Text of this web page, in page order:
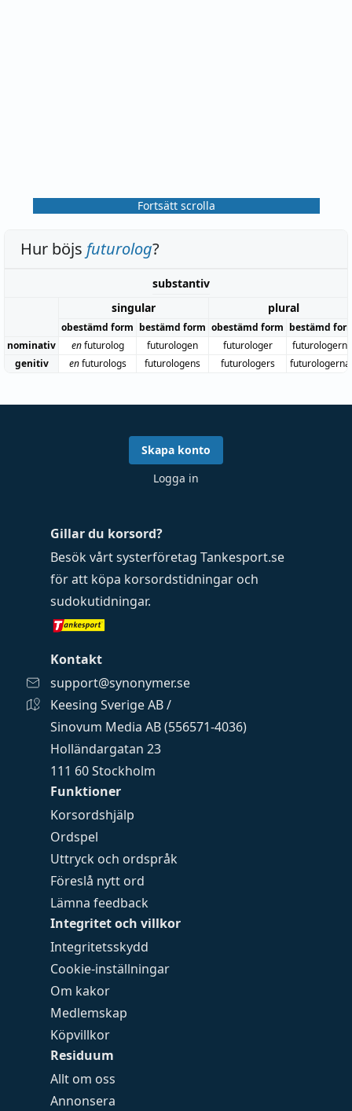
Fortsätt scrolla
Hur böjs futurolog?
substantiv
singular
plural
obestämd form bestämd form obestämd form bestämd
nominativ
enfuturolog futurologen futurologer
futurologerna
genitiv
enfuturologs futurologens futurologers
Funktioner
Korsordshjälp
Ordspel
Uttryck och ordspråk
Föreslå nytt ord
Lämna feedback
Integritet och villkor
Integritetsskydd
Cookie-inställningar
Om kakor
Medlemskap
Köpvillkor
Residuum
Allt om oss
Annonsera
Gillar du korsord?
Besök vårt systerföretag Tankesport.se
för att köpa korsordstidningar och
sudokutidningar.
Kontakt
support@synonymer.se
Keesing Sverige AB /
Sinovum Media AB (556571-4036)
Holländargatan 23
111 60 Stockholm
Skapa konto
Logga in